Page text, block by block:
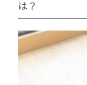
は？